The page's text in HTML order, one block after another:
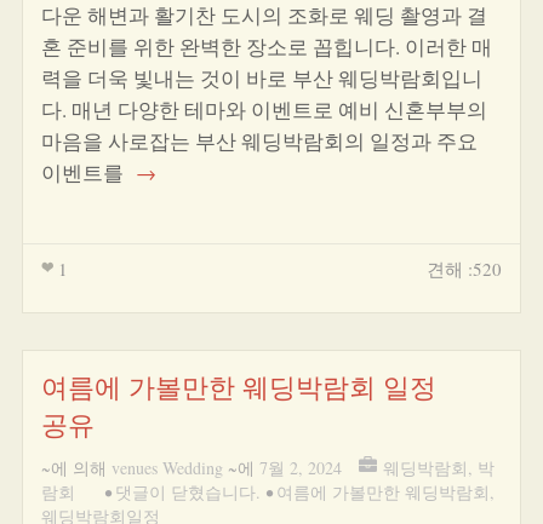
다운 해변과 활기찬 도시의 조화로 웨딩 촬영과 결
혼 준비를 위한 완벽한 장소로 꼽힙니다. 이러한 매
력을 더욱 빛내는 것이 바로 부산 웨딩박람회입니
다. 매년 다양한 테마와 이벤트로 예비 신혼부부의
마음을 사로잡는 부산 웨딩박람회의 일정과 주요
이벤트를 →
1 견해 :520
여름에 가볼만한 웨딩박람회 일정
공유
~에 의해 venues Wedding ~에 7월 2, 2024 웨딩박람회, 박
람회
• 댓글이 닫혔습니다. • 여름에 가볼만한 웨딩박람회,
웨딩박람회일정